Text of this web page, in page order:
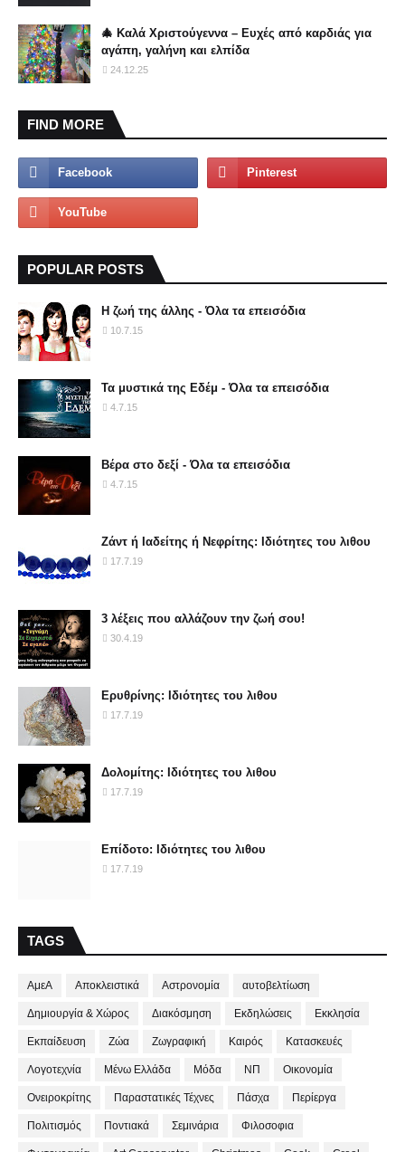
🎄 Καλά Χριστούγεννα – Ευχές από καρδιάς για
αγάπη, γαλήνη και ελπίδα
24.12.25
FIND MORE
POPULAR POSTS
Η ζωή της άλλης - Όλα τα επεισόδια
10.7.15
Τα μυστικά της Εδέμ - Όλα τα επεισόδια
4.7.15
Βέρα στο δεξί - Όλα τα επεισόδια
4.7.15
Ζάντ ή Ιαδείτης ή Νεφρίτης: Ιδιότητες του λιθου
17.7.19
3 λέξεις που αλλάζουν την ζωή σου!
30.4.19
Ερυθρίνης: Ιδιότητες του λιθου
17.7.19
Δολομίτης: Ιδιότητες του λιθου
17.7.19
Επίδοτο: Ιδιότητες του λιθου
17.7.19
TAGS
ΑμεΑ Αποκλειστικά Αστρονομία αυτοβελτίωση
Δημιουργία & Χώρος Διακόσμηση Εκδηλώσεις Εκκλησία
Εκπαίδευση Ζώα Ζωγραφική Καιρός Κατασκευές
Λογοτεχνία Μένω Ελλάδα Μόδα ΝΠ Οικονομία
Ονειροκρίτης Παραστατικές Τέχνες Πάσχα Περίεργα
Πολιτισμός Ποντιακά Σεμινάρια Φιλοσοφια